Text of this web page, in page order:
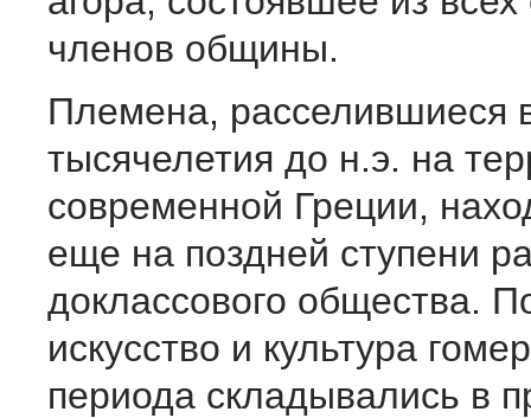
членов общины.
Племена, расселившиеся
тысячелетия до н.э. на
современной Греции,
еще на поздней ступени
доклассового общества.
искусство и культура
периода складывались в